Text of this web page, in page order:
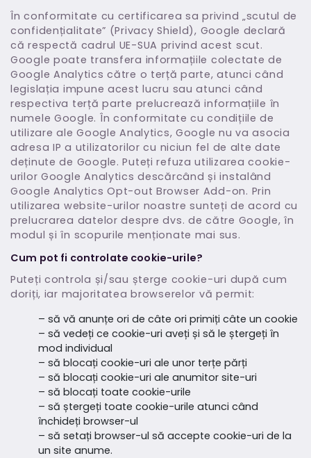
În conformitate cu certificarea sa privind „scutul de
confidențialitate” (Privacy Shield), Google declară
că respectă cadrul UE-SUA privind acest scut.
Google poate transfera informațiile colectate de
Google Analytics către o terță parte, atunci când
legislația impune acest lucru sau atunci când
respectiva terță parte prelucrează informațiile în
numele Google. În conformitate cu condițiile de
utilizare ale Google Analytics, Google nu va asocia
adresa IP a utilizatorilor cu niciun fel de alte date
deținute de Google. Puteți refuza utilizarea cookie-
urilor Google Analytics descărcând și instalând
Google Analytics Opt-out Browser Add-on. Prin
utilizarea website-urilor noastre sunteți de acord cu
prelucrarea datelor despre dvs. de către Google, în
modul și în scopurile menționate mai sus.
Cum pot fi controlate cookie-urile?
Puteți controla și/sau șterge cookie-uri după cum
doriți, iar majoritatea browserelor vă permit:
– să vă anunțe ori de câte ori primiți câte un cookie
– să vedeți ce cookie-uri aveți și să le ștergeți în
mod individual
– să blocați cookie-uri ale unor terțe părți
– să blocați cookie-uri ale anumitor site-uri
– să blocați toate cookie-urile
– să ștergeți toate cookie-urile atunci când
închideți browser-ul
– să setați browser-ul să accepte cookie-uri de la
un site anume.